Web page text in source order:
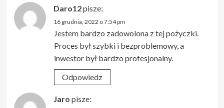
Daro12pisze:
16 grudnia, 2022 o 7:54 pm
Jestem bardzo zadowolona z tej pożyczki.
Proces był szybki i bezproblemowy, a
inwestor był bardzo profesjonalny.
Odpowiedz
Jaro pisze: